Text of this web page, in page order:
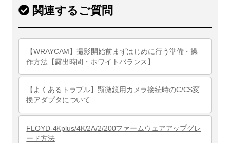
関連するご質問
【WRAYCAM】撮影開始前まずはじめに行う準備・操
作方法【露出時間・ホワイトバランス】
【よくあるトラブル】顕微鏡用カメラ接続時のC/CS変
換アダプタについて
FLOYD-4Kplus/4K/2A/2/200ファームウェアアップグレ
ード方法